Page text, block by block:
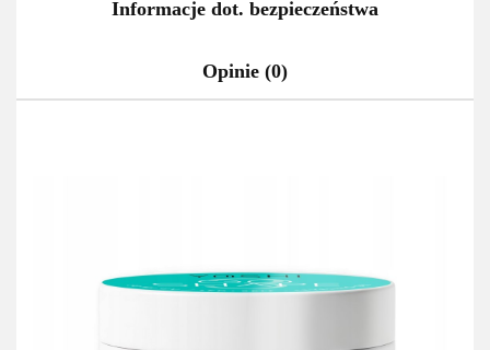
Informacje dot. bezpieczeństwa
Opinie (0)